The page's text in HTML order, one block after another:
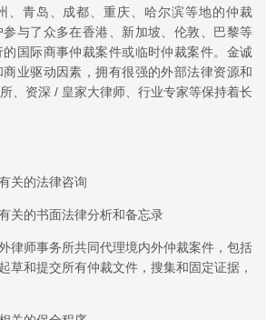
、青岛、成都、重庆、哈尔滨等地的仲裁
与了众多在香港、新加坡、伦敦、巴黎等
国际商事仲裁案件或临时仲裁案件。金诚
业驱动因素，拥有很强的外部法律资源和
、资深 / 皇家大律师、行业专家等保持着长
关的法律咨询
关的书面法律分析和备忘录
律师事务所共同代理境内外仲裁案件，包括
草和提交所有仲裁文件，搜集和固定证据，